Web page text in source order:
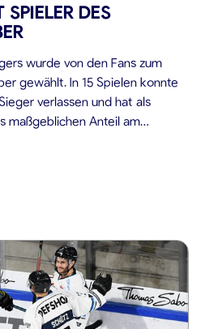
DES
wurde von den Fans zum
gewählt. In 15 Spielen konnte
verlassen und hat als
maßgeblichen Anteil am
auf sich vereinen. Platz